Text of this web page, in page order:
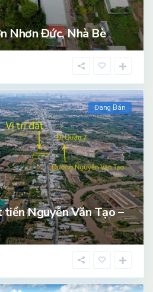
Nhơn Đức, Nhà Bè
Đang Bán
Nguyễn Văn Tạo –